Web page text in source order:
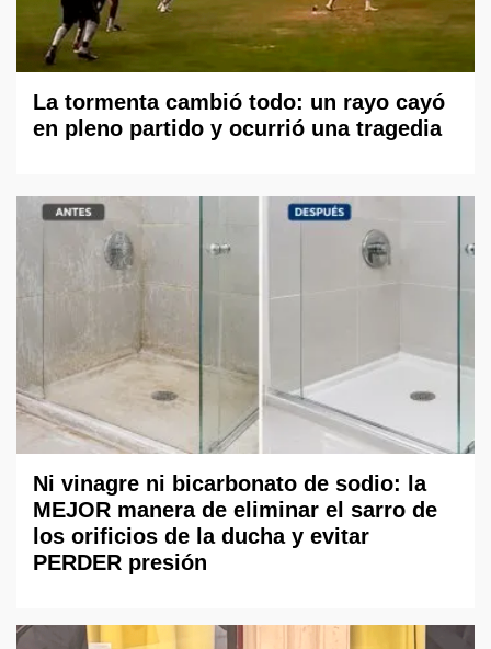
La tormenta cambió todo: un rayo cayó
en pleno partido y ocurrió una tragedia
Ni vinagre ni bicarbonato de sodio: la
MEJOR manera de eliminar el sarro de
los orificios de la ducha y evitar
PERDER presión